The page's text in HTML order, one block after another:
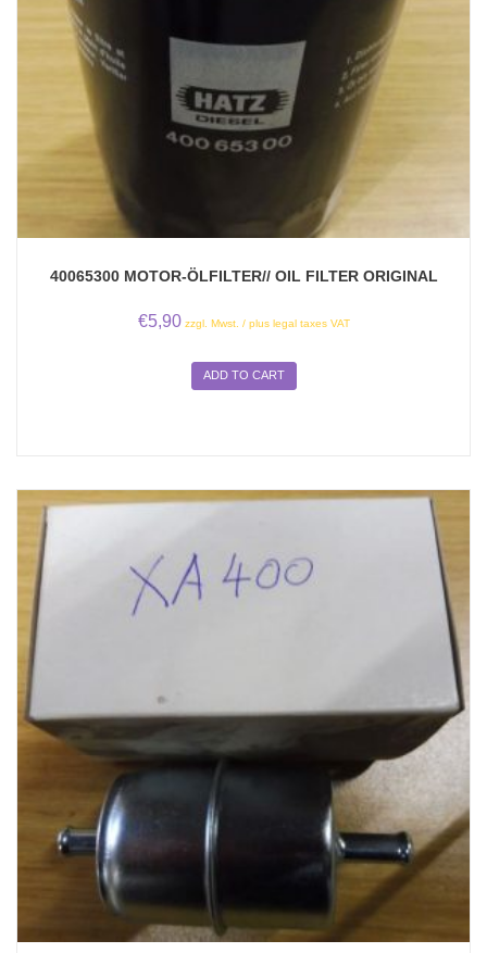
40065300 MOTOR-ÖLFILTER// OIL FILTER ORIGINAL
€5,90 zzgl. Mwst. / plus legal taxes VAT
ADD TO CART